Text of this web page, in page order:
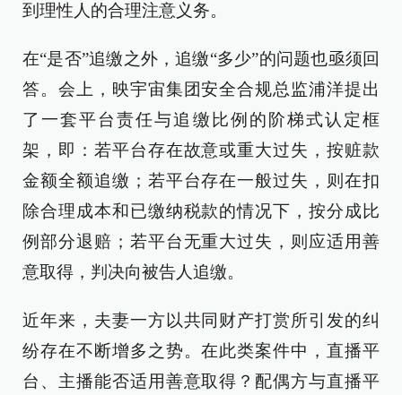
到理性人的合理注意义务。
在“是否”追缴之外，追缴“多少”的问题也亟须回
答。会上，映宇宙集团安全合规总监浦洋提出
了一套平台责任与追缴比例的阶梯式认定框
架，即：若平台存在故意或重大过失，按赃款
金额全额追缴；若平台存在一般过失，则在扣
除合理成本和已缴纳税款的情况下，按分成比
例部分退赔；若平台无重大过失，则应适用善
意取得，判决向被告人追缴。
近年来，夫妻一方以共同财产打赏所引发的纠
纷存在不断增多之势。在此类案件中，直播平
台、主播能否适用善意取得？配偶方与直播平